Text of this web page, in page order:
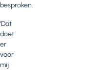
besproken.
‘Dat
doet
er
voor
mij